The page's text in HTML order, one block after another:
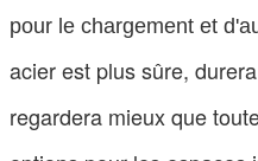
pour le chargement et
acier est plus sûre,
regardera mieux que